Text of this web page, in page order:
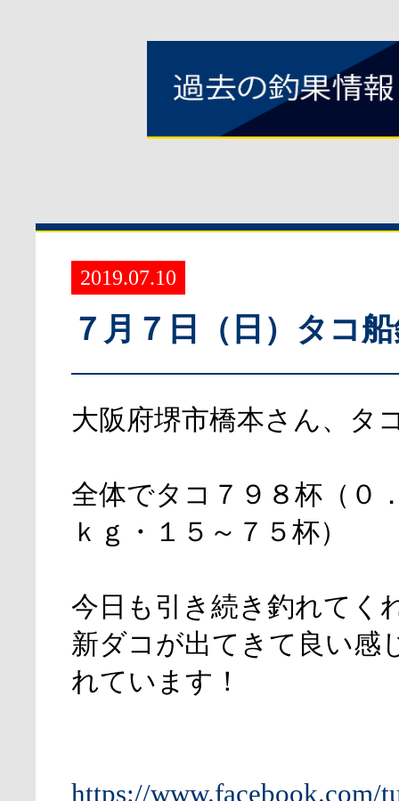
2019.07.10
７月７日（日）タコ
大阪府堺市橋本さん、タ
全体でタコ７９８杯（０
ｋｇ・１５～７５杯）
今日も引き続き釣れてく
新ダコが出てきて良い感
れています！
https://www.facebook.com/